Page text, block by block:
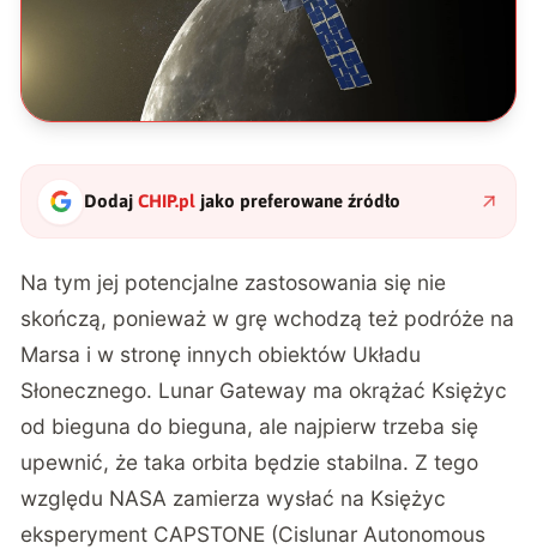
DodajCHIP.pl jako preferowane źródło
Na tym jej potencjalne zastosowania się nie
skończą, ponieważ w grę wchodzą też podróże na
Marsa i w stronę innych obiektów Układu
Słonecznego. Lunar Gateway ma okrążać Księżyc
od bieguna do bieguna, ale najpierw trzeba się
upewnić, że taka orbita będzie stabilna. Z tego
względu NASA zamierza wysłać na Księżyc
eksperyment CAPSTONE (Cislunar Autonomous